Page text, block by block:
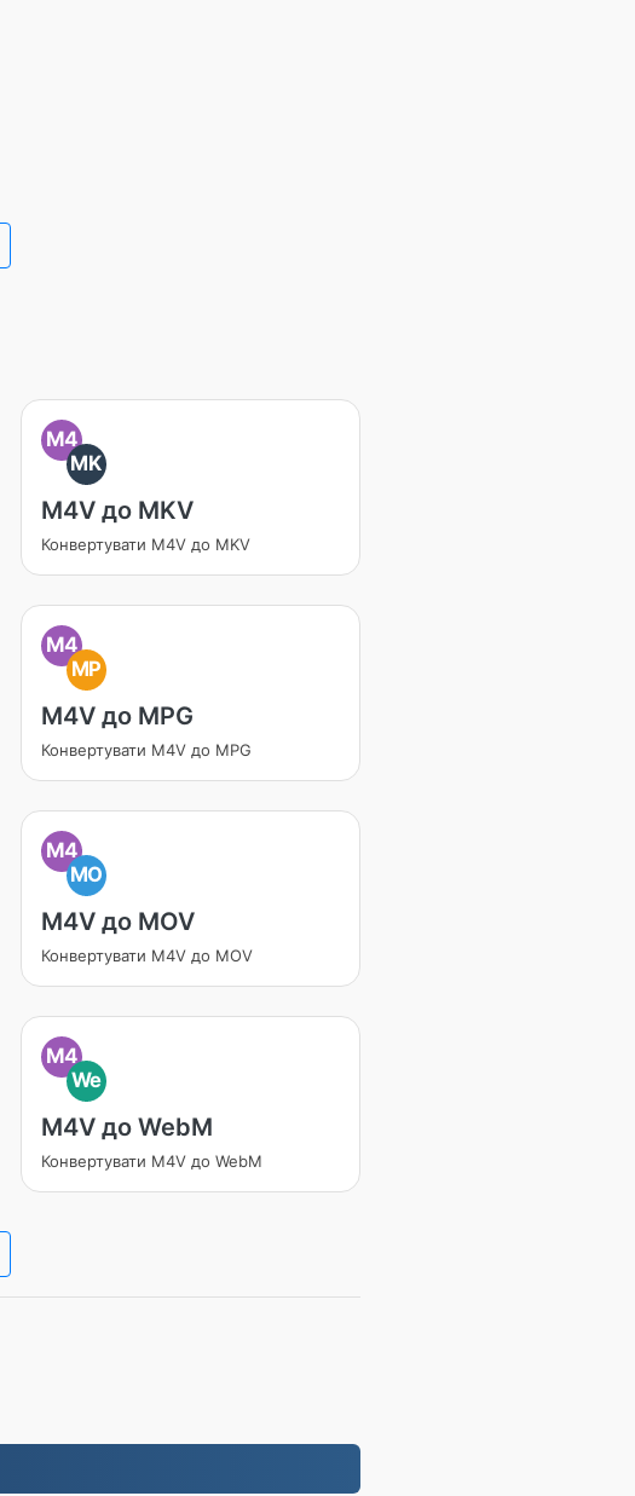
M4
MK
M4V до MKV
Конвертувати M4V до MKV
M4
MP
M4V до MPG
Конвертувати M4V до MPG
M4
MO
M4V до MOV
Конвертувати M4V до MOV
M4
We
M4V до WebM
Конвертувати M4V до WebM